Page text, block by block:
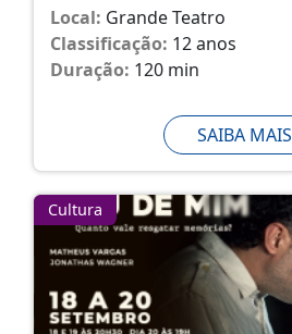
Local: Grande Teatro
Classificação: 12 anos
Duração: 120 min
SAIBA MAIS
Cultura